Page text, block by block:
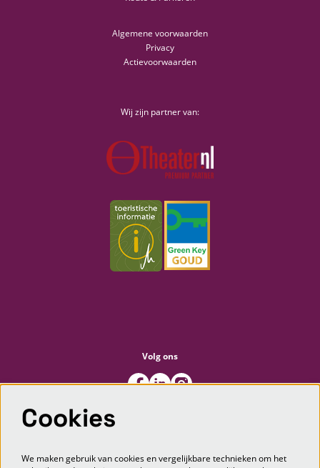
Algemene voorwaarden
Privacy
Actievoorwaarden
Wij zijn partner van:
Volg ons
Meld je aan voor de nieuwsbrief
Cookies
We maken gebruik van cookies en vergelijkbare technieken om het